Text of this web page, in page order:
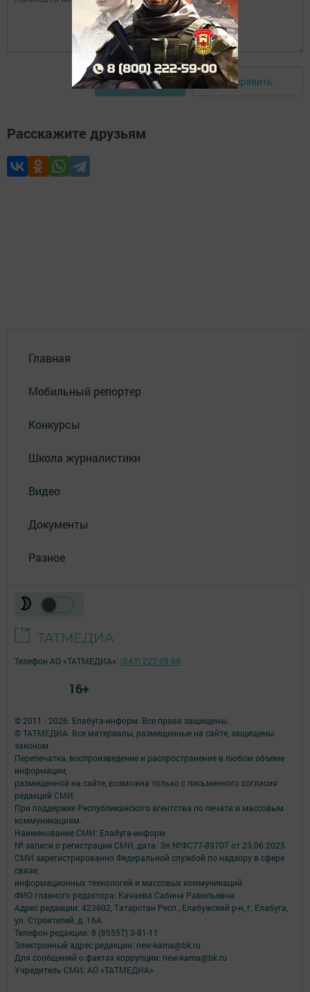
Авторизоваться Отправить
Расскажите друзьям
Главная
Мобильный репортер
Конкурсы
Школа журналистики
Видео
Документы
Разное
© 2011 - 2026. Елабуга-информ. Все права защищены.
© ТАТМЕДИА. Все материалы, размещенные на сайте, защищены
законом.
Перепечатка, воспроизведение и распространение в любом объеме
информации,
размещенной на сайте, возможна только с письменного согласия
редакций СМИ.
При поддержке Республиканского агентства по печати и массовым
коммуникациям.
Наименование СМИ: Елабуга-информ
№ записи о регистрации СМИ, дата: Эл №ФС77-89707 от 23.06.2025
СМИ зарегистрированно Федеральной службой по надзору в сфере
связи,
информационных технологий и массовых коммуникаций
ФИО главного редактора: Качаева Сабина Равильевна
Адрес редакции: 423602, Татарстан Респ., Елабужский р-н, г. Елабуга,
ул. Строителей, д. 16А
Телефон редакции: 8 (85557) 3-81-11
Электронный адрес редакции: new-kama@bk.ru
Для сообщений о фактах коррупции: new-kama@bk.ru
Учредитель СМИ: АО «ТАТМЕДИА»
Телефон АО «ТАТМЕДИА»: (843) 222 09 84
16+